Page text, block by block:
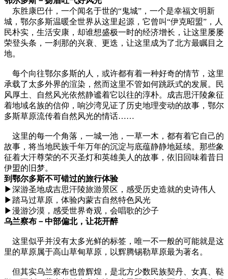
东胜康巴什，一个闻名于世的“鬼城”，一个是幸福文明新
城，鄂尔多斯温暖全世界从这里起源，它曾叫“伊克昭盟”，人
民朴实，生活安康，却谁想盛极一时的经济增长，让这里屡屡
荣登头条，一刹那的兴衰、更迭，让这里成为了北方最瞩目之
地。
每个向往鄂尔多斯的人，或许都有着一种好奇的情节，这里
承载了太多外界的渲染，然而这里不管如何跳跃式的发展。民
风厚土、自然风光依然静谧着它以往的淳朴。成吉思汗陵象征
着地域名族的信仰，响沙湾见证了历史地理变动的故事，鄂尔
多斯草原流传着自然风光的情话……
这里的每一个角落，一城一池，一草一木，都有着它自己的
故事，将当地民族千年万年的沉淀与底蕴静静地延续。那些象
征着大汗尊荣的不灭圣灯和英雄美人的故事，依旧回味着昔日
伊盟的旧梦。
到鄂尔多斯不可错过的旅行体验
▶深游圣地成吉思汗陵旅游景区，感受历史造就的史诗伟人
▶踏马过草原，体验内蒙古自然特色风光
▶漫游沙漠，感受世界奇观，会唱歌的沙子
乌兰察布－中部偏北，让花开醉
这里似乎并没有太多光鲜的标签，唯一不一般的可能就是这
里的草原属于高山草甸草原，以辉腾锡勒草原最为著名。
但其实乌兰察布也曾辉煌，是北方少数民族契丹、女真、鞑